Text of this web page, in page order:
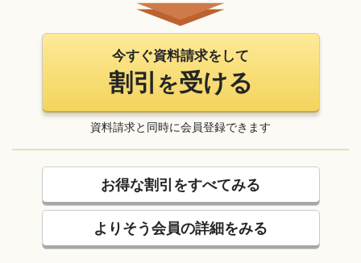
今すぐ資料請求をして
割引 を受ける
資料請求と同時に会員登録できます
お得な割引をすべてみる
よりそう会員の詳細をみる